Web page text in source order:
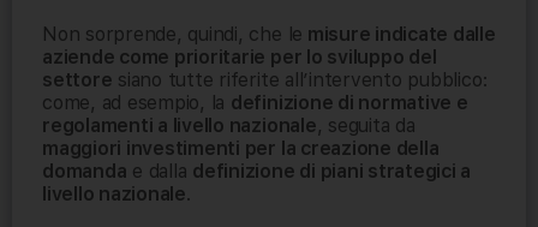
Non sorprende, quindi, che le misure indicate dalle
aziende come prioritarie per lo sviluppo del
settore siano tutte riferite all’intervento pubblico:
come, ad esempio, la definizione di normative e
regolamenti a livello nazionale, seguita da
maggiori investimenti per la creazione della
domanda e dalla definizione di piani strategici a
livello nazionale.